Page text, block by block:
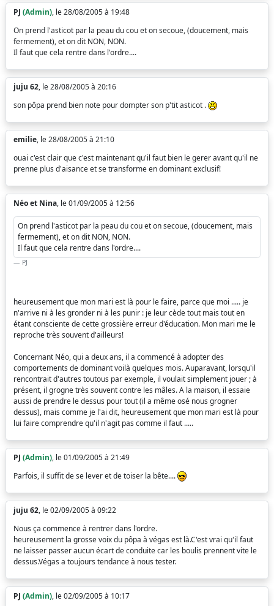
PJ (Admin), le 28/08/2005 à 19:48
On prend l'asticot par la peau du cou et on secoue, (doucement, mais
fermement), et on dit NON, NON.
Il faut que cela rentre dans l'ordre....
juju 62, le 28/08/2005 à 20:16
son pôpa prend bien note pour dompter son p'tit asticot .
emilie, le 28/08/2005 à 21:10
ouai c'est clair que c'est maintenant qu'il faut bien le gerer avant qu'il ne
prenne plus d'aisance et se transforme en dominant exclusif!
Néo et Nina, le 01/09/2005 à 12:56
On prend l'asticot par la peau du cou et on secoue, (doucement, mais
fermement), et on dit NON, NON.
Il faut que cela rentre dans l'ordre....
PJ
heureusement que mon mari est là pour le faire, parce que moi ..... je
n'arrive ni à les gronder ni à les punir : je leur cède tout mais tout en
étant consciente de cette grossière erreur d'éducation. Mon mari me le
reproche très souvent d'ailleurs!
Concernant Néo, qui a deux ans, il a commencé à adopter des
comportements de dominant voilà quelques mois. Auparavant, lorsqu'il
rencontrait d'autres toutous par exemple, il voulait simplement jouer ; à
présent, il grogne très souvent contre les mâles. A la maison, il essaie
aussi de prendre le dessus pour tout (il a même osé nous grogner
dessus), mais comme je l'ai dit, heureusement que mon mari est là pour
lui faire comprendre qu'il n'agit pas comme il faut .....
PJ (Admin), le 01/09/2005 à 21:49
Parfois, il suffit de se lever et de toiser la bête....
juju 62, le 02/09/2005 à 09:22
Nous ça commence à rentrer dans l'ordre.
heureusement la grosse voix du pôpa à végas est là.C'est vrai qu'il faut
ne laisser passer aucun écart de conduite car les boulis prennent vite le
dessus.Végas a toujours tendance à nous tester.
PJ (Admin), le 02/09/2005 à 10:17